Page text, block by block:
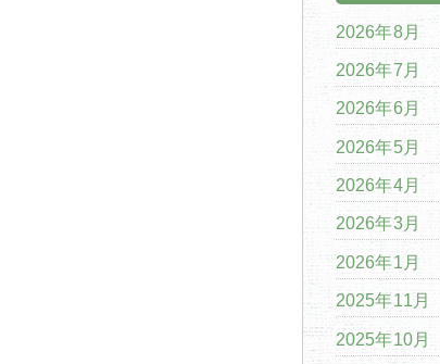
2026年8月
2026年7月
2026年6月
2026年5月
2026年4月
2026年3月
2026年1月
2025年11月
2025年10月